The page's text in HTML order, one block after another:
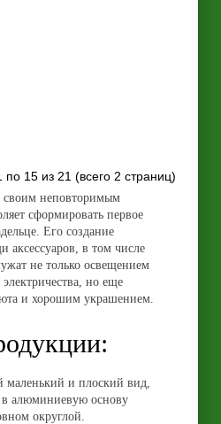
по 15 из 21 (всего 2 страниц)
своим неповторимым
сформировать первое
Его создание
в том числе
не только освещением
но еще
и хорошим украшением.
маленький и плоский вид,
алюминиевую основу
округлой.